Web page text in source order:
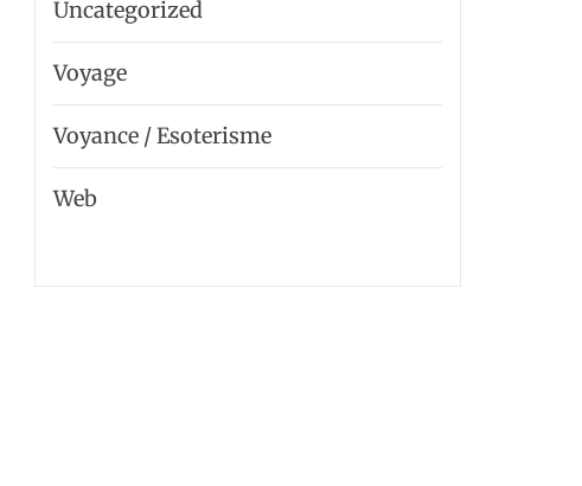
Uncategorized
Voyage
Voyance / Esoterisme
Web